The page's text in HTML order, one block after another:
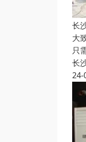
长
大
只
长
24-